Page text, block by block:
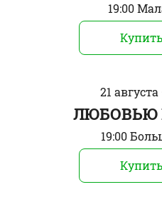
19:00
21
ЛЮБОВЬЮ
19:00